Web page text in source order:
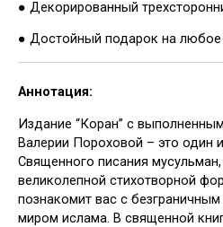
● Декорированный
● Достойный подарок на любое
Аннотация:
Издание “Коран” с
Валерии Пороховой – это один
Священного писания
великолепной стихотворной
познакомит вас с
миром ислама. В священной